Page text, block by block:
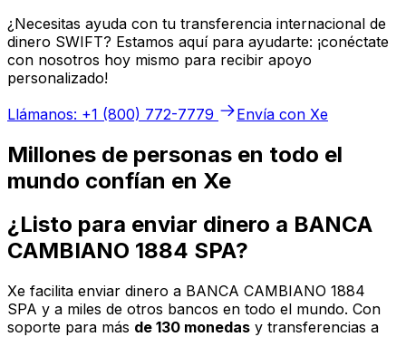
¿Necesitas ayuda con tu transferencia internacional de
dinero SWIFT? Estamos aquí para ayudarte: ¡conéctate
con nosotros hoy mismo para recibir apoyo
personalizado!
Llámanos: +1 (800) 772-7779
Envía con Xe
Millones de personas en todo el
mundo confían en Xe
¿Listo para enviar dinero a BANCA
CAMBIANO 1884 SPA?
Xe facilita enviar dinero a BANCA CAMBIANO 1884
SPA y a miles de otros bancos en todo el mundo. Con
soporte para más de 130 monedas y transferencias a